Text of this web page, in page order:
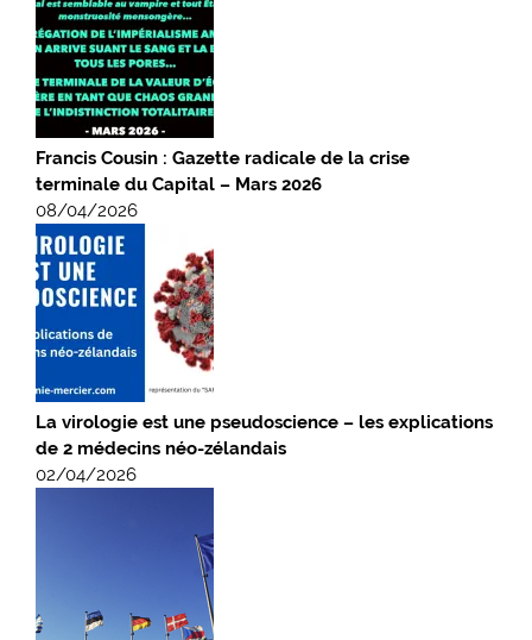
Francis Cousin : Gazette radicale de la crise
terminale du Capital – Mars 2026
08/04/2026
La virologie est une pseudoscience – les explications
de 2 médecins néo-zélandais
02/04/2026